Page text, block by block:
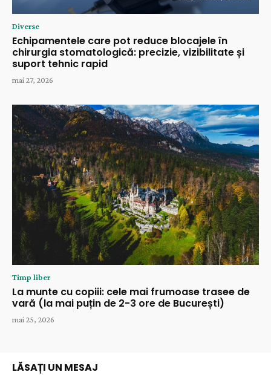
Diverse
Echipamentele care pot reduce blocajele în
chirurgia stomatologică: precizie, vizibilitate și
suport tehnic rapid
mai 27, 2026
Timp liber
La munte cu copiii: cele mai frumoase trasee de
vară (la mai puțin de 2-3 ore de București)
mai 25, 2026
LĂSAȚI UN MESAJ